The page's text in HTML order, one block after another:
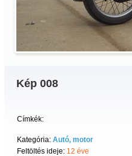
Kép 008
Címkék:
Kategória: Autó, motor
Feltöltés ideje: 12 éve